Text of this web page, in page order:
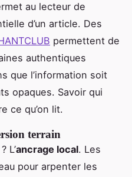
au lecteur de
d’un article. Des
permettent de
authentiques
que l’information soit
opaques. Savoir qui
ce qu’on lit.
terrain
L’ancrage local. Les
pour arpenter les